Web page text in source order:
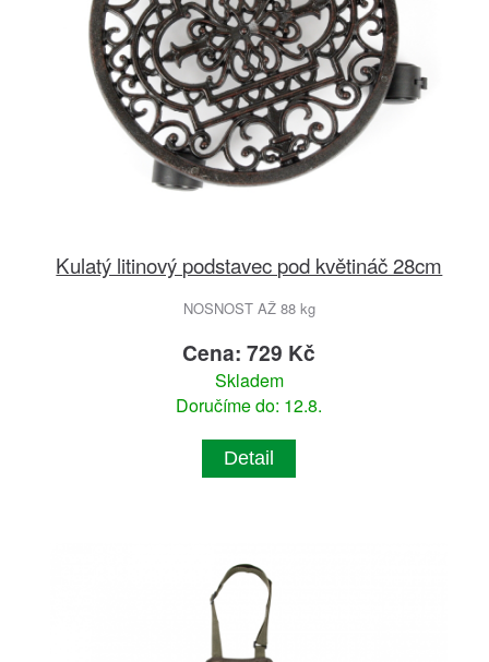
Kulatý litinový podstavec pod květináč 28cm
NOSNOST AŽ 88 kg
Cena: 729 Kč
Skladem
Doručíme do: 12.8.
Detail